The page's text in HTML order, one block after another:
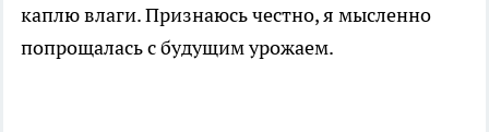
каплю влаги. Признаюсь честно, я мысленно
попрощалась с будущим урожаем.